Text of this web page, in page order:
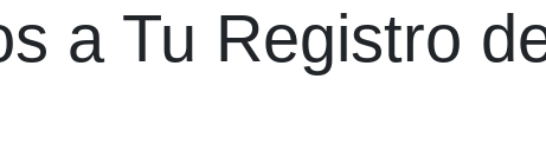
a Tu Registro